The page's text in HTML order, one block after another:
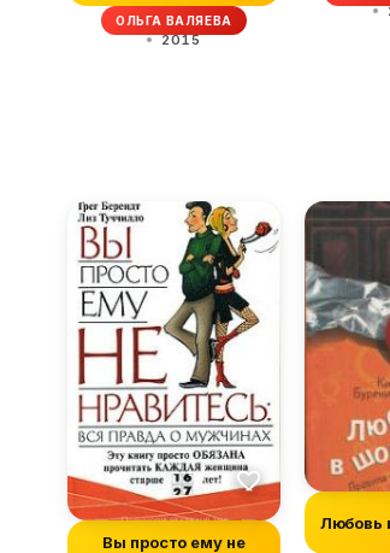
ОЛЬГА ВАЛЯЕВА
2015
Вы просто ему не
Любовь